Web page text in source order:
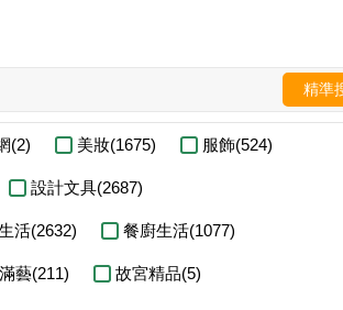
精準
(2) 美妝(1675) 服飾(524)
設計文具(2687)
活(2632) 餐廚生活(1077)
藝(211) 故宮精品(5)